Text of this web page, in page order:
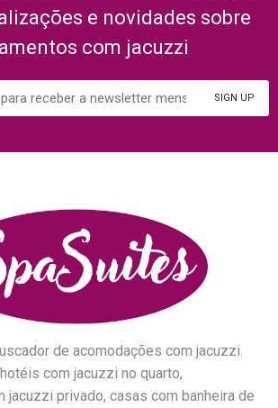
e novidades sobre
com jacuzzi
de acomodações com jacuzzi.
com jacuzzi no quarto,
jacuzzi privado, casas com banheira de